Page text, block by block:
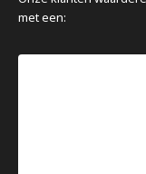
met een: